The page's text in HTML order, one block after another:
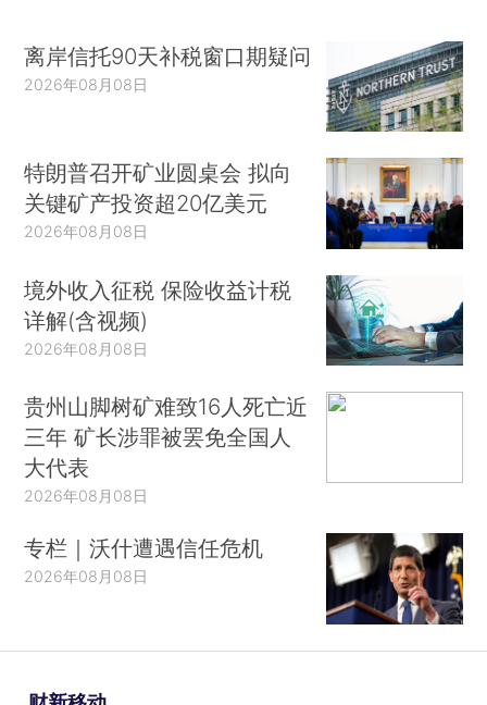
离岸信托90天补税窗口期疑问
2026年08月08日
特朗普召开矿业圆桌会 拟向
关键矿产投资超20亿美元
2026年08月08日
境外收入征税 保险收益计税
详解(含视频)
2026年08月08日
贵州山脚树矿难致16人死亡近
三年 矿长涉罪被罢免全国人
大代表
2026年08月08日
专栏｜沃什遭遇信任危机
2026年08月08日